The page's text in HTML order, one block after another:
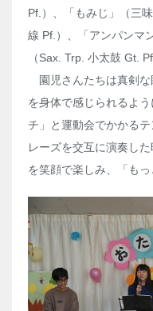
Pf.）、「もみじ」（三
線 Pf.）、「アンパンマ
（Sax. Trp. 小太鼓 Gt.
園児さんたちは真剣な
を身体で感じられるよ
チ」と運動会でかかる
レーズを交互に演奏し
を笑顔で楽しみ、「も